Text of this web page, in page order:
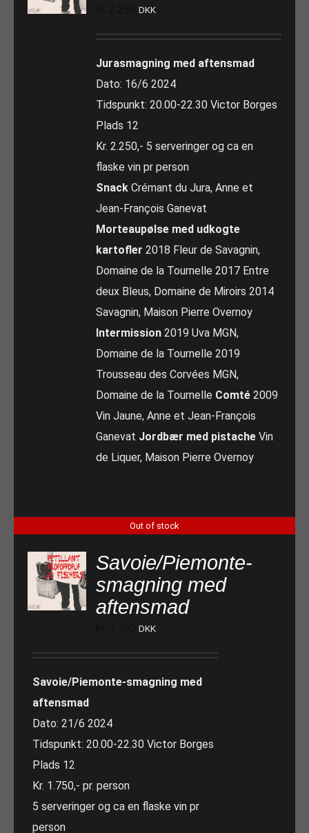
DKK
Jurasmagning med aftensmad
Dato: 16/6 2024
Tidspunkt: 20.00-22.30 Victor Borges
Plads 12
Kr. 2.250,- 5 serveringer og ca en
flaske vin pr person
SnackCrémant du Jura, Anne et
Jean-François Ganevat
Morteaupølse med udkogte
kartofler 2018 Fleur de Savagnin,
Domaine de la Tournelle 2017 Entre
deux Bleus, Domaine de Miroirs 2014
Savagnin, Maison Pierre Overnoy
Intermission 2019 Uva MGN,
Domaine de la Tournelle 2019
Trousseau des Corvées MGN,
Domaine de la Tournelle Comté 2009
Vin Jaune, Anne et Jean-François
Ganevat Jordbær med pistache Vin
de Liquer, Maison Pierre Overnoy
Out of stock
Savoie/Piemonte-
smagning med
aftensmad
DKK
Savoie/Piemonte-smagning med
aftensmad
Dato: 21/6 2024
Tidspunkt: 20.00-22.30 Victor Borges
Plads 12
Kr. 1.750,- pr. person
5 serveringer og ca en flaske vin pr
person